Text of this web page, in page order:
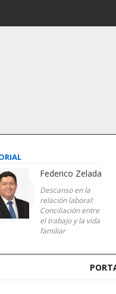
Federico Zelada
Descanso en la
relación laboral:
Conciliación entre
el trabajo y la vida
familiar